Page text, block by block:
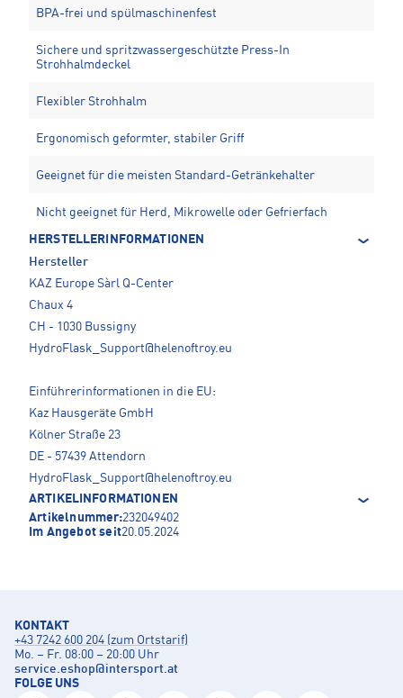
BPA-frei und spülmaschinenfest
Sichere und spritzwassergeschützte Press-In
Strohhalmdeckel
Flexibler Strohhalm
Ergonomisch geformter, stabiler Griff
Geeignet für die meisten Standard-Getränkehalter
Nicht geeignet für Herd, Mikrowelle oder Gefrierfach
HERSTELLERINFORMATIONEN
Hersteller
KAZ Europe Sàrl Q-Center
Chaux 4
CH - 1030 Bussigny
HydroFlask_Support@helenoftroy.eu
Einführerinformationen in die EU:
Kaz Hausgeräte GmbH
Kölner Straße 23
DE - 57439 Attendorn
HydroFlask_Support@helenoftroy.eu
ARTIKELINFORMATIONEN
Artikelnummer:232049402
Im Angebot seit20.05.2024
KONTAKT
+43 7242 600 204 (zum Ortstarif)
Mo. – Fr. 08:00 – 20:00 Uhr
service.eshop@intersport.at
FOLGE UNS